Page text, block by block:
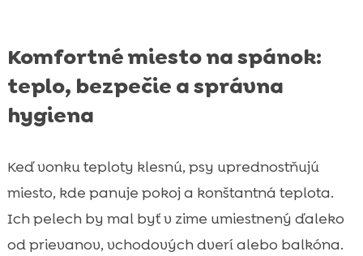
Komfortné miesto na spánok:
teplo, bezpečie a správna
hygiena
Keď vonku teploty klesnú, psy uprednostňujú
miesto, kde panuje pokoj a konštantná teplota.
Ich pelech by mal byť v zime umiestnený ďaleko
od prievanov, vchodových dverí alebo balkóna.